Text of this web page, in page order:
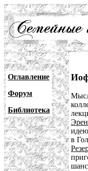
Оглавление
Форум
Библиотека
в